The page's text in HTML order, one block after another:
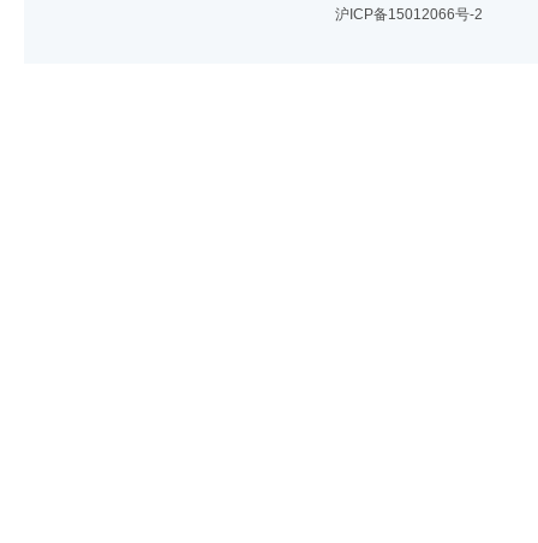
沪ICP备15012066号-2